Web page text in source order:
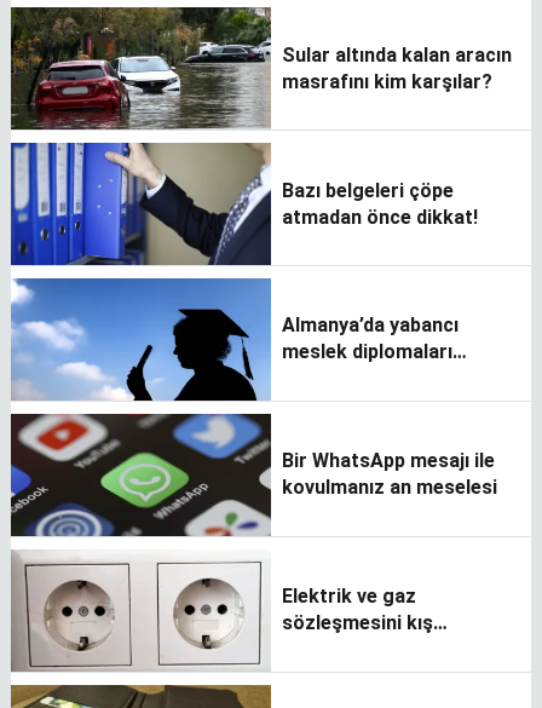
Sular altında kalan aracın
masrafını kim karşılar?
Bazı belgeleri çöpe
atmadan önce dikkat!
Almanya’da yabancı
meslek diplomaları
yapılır?
Bir WhatsApp mesajı ile
kovulmanız an meselesi
Elektrik ve gaz
sözleşmesini kış
karlı çıkacak!